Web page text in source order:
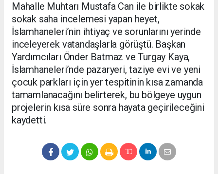
Mahalle Muhtarı Mustafa Can ile birlikte sokak
sokak saha incelemesi yapan heyet,
İslamhaneleri’nin ihtiyaç ve sorunlarını yerinde
inceleyerek vatandaşlarla görüştü. Başkan
Yardımcıları Önder Batmaz ve Turgay Kaya,
İslamhaneleri’nde pazaryeri, taziye evi ve yeni
çocuk parkları için yer tespitinin kısa zamanda
tamamlanacağını belirterek, bu bölgeye uygun
projelerin kısa süre sonra hayata geçirileceğini
kaydetti.